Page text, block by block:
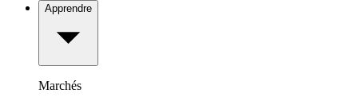
Apprendre
Marchés